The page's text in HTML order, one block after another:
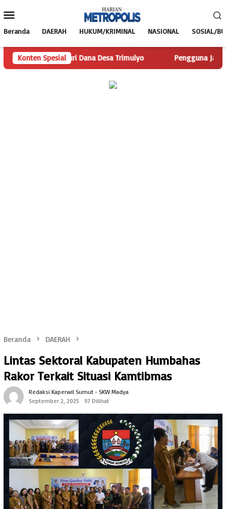
ke
Mobile
Beranda DAERAH HUKUM/KRIMINAL NASIONAL SOSIAL/
Konten Spesial
Telusuri Dana Desa Trimulyo Pengguna Jalan
Beranda DAERAH
Lintas Sektoral Kabupaten Humbahas
Rakor Terkait Situasi Kamtibmas
Redaksi Kaperwil Sumut - SKW Madya
September 2, 2025
97 Dilihat